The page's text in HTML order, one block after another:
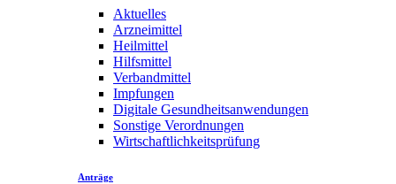
Aktuelles
Arzneimittel
Heilmittel
Hilfsmittel
Verbandmittel
Impfungen
Digitale Gesundheitsanwendungen
Sonstige Verordnungen
Wirtschaftlichkeitsprüfung
Anträge